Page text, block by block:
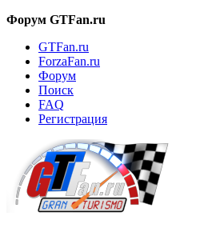
Форум GTFan.ru
GTFan.ru
ForzaFan.ru
Форум
Поиск
FAQ
Регистрация